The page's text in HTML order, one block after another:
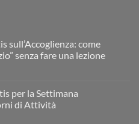
sull’Accoglienza: come
senza fare una lezione
per la Settimana
di Attività